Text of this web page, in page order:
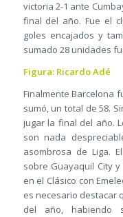
victoria 2-1 ante
final del año. Fue el
goles encajados y
sumado 28 unidades
Figura: Ricardo Adé
Finalmente Barcelona
sumó, un total de 58.
jugar la final del año.
son nada
asombrosa de Liga.
sobre Guayaquil City
en el Clásico con
es necesario destacar
del año, habiendo